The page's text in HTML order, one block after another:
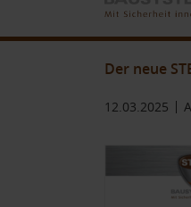
Der neue
12.03.2025